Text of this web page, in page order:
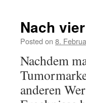
Nach
Posted on 8.
Nachdem
anderen